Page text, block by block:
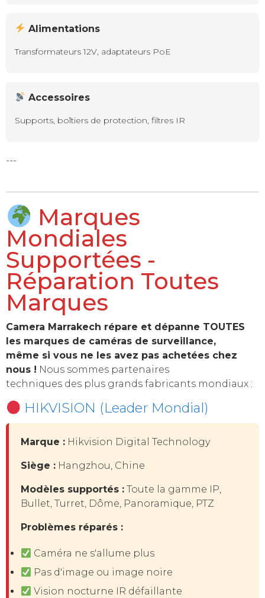
Alimentations
Transformateurs 12V, adaptateurs PoE
Accessoires
Supports, boîtiers de protection, filtres IR
---
Marques
Mondiales
Supportées -
Réparation Toutes
Marques
Camera Marrakech répare et dépanne TOUTES
les marques de caméras de surveillance,
même si vous ne les avez pas achetées chez
nous ! Nous sommes partenaires
techniques des plus grands fabricants mondiaux :
HIKVISION (Leader Mondial)
Marque : Hikvision Digital Technology
Siège : Hangzhou, Chine
Modèles supportés : Toute la gamme IP,
Bullet, Turret, Dôme, Panoramique, PTZ
Problèmes réparés :
Caméra ne s'allume plus
Pas d'image ou image noire
Vision nocturne IR défaillante